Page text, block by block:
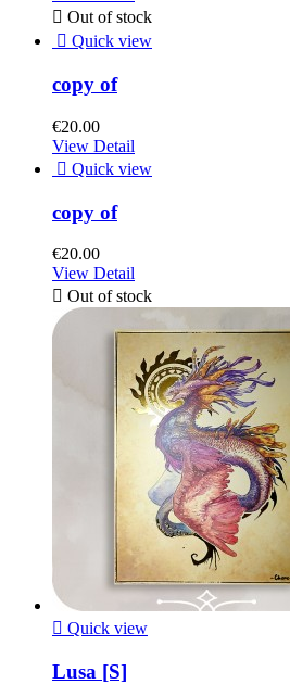
 Out of stock
 Quick view
copy of
€20.00
View Detail
 Quick view
copy of
€20.00
View Detail
 Out of stock
 Quick view
Lusa [S]